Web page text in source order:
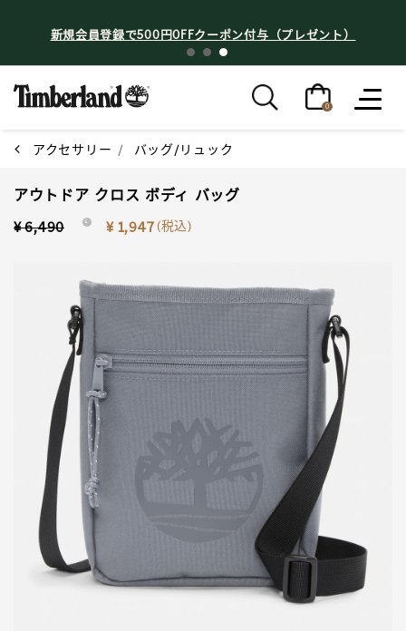
新規会員登録で500円OFFクーポン付与（プレゼント）
0
アクセサリー バッグ/リュック
アウトドア クロス ボディ バッグ
Price reduced from
¥ 6,490to i ¥ 1,947 (税込)